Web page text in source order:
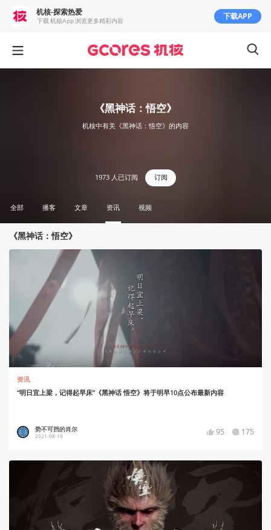
《黑神话：悟空》
机核中有关《黑神话：悟空》的内容
1973 人已订阅 订阅
全部 播客 文章 资讯 视频
《黑神话：悟空》
资讯
“明日宜上梁，记得起早床”《黑神话 悟空》将于明早10点公布最新内容
势不可挡的肖尔
2021-08-19 95 175
机核-探索热爱
下载 机核App 浏览更多精彩内容 下载APP